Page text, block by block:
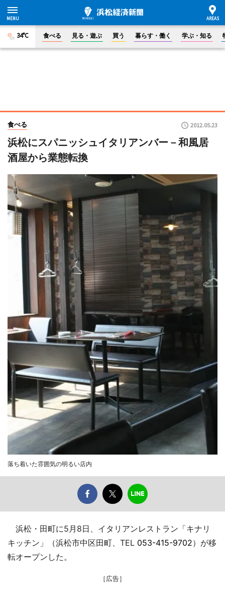
34°C 食べる 見る・遊ぶ 買う 暮らす・働く 学ぶ・知る
食べる 2012.05.23
浜松にスパニッシュイタリアンバー－和風居
酒屋から業態転換
落ち着いた雰囲気の明るい店内
浜松・田町に5月8日、イタリアンレストラン「キナリ
キッチン」（浜松市中区田町、TEL 053-415-9702）が移
転オープンした。
［広告］